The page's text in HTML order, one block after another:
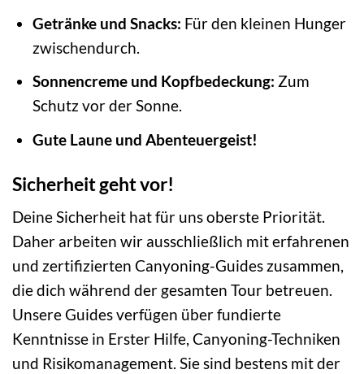
Getränke und Snacks: Für den kleinen Hunger
zwischendurch.
Sonnencreme und Kopfbedeckung: Zum
Schutz vor der Sonne.
Gute Laune und Abenteuergeist!
Sicherheit geht vor!
Deine Sicherheit hat für uns oberste Priorität.
Daher arbeiten wir ausschließlich mit erfahrenen
und zertifizierten Canyoning-Guides zusammen,
die dich während der gesamten Tour betreuen.
Unsere Guides verfügen über fundierte
Kenntnisse in Erster Hilfe, Canyoning-Techniken
und Risikomanagement. Sie sind bestens mit der